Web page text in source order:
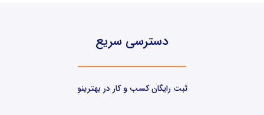
دسترسی سریع
ثبت رایگان کسب و کار در بهترینو